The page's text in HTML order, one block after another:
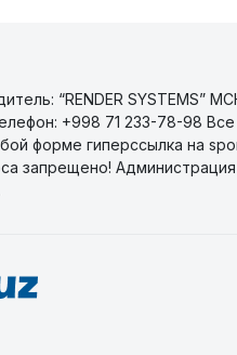
“RENDER SYSTEMS”
+998 71 233-78-98
форме гиперссылка на
запрещено!